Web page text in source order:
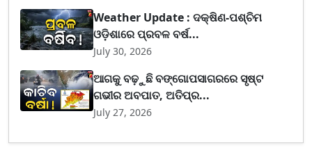
Weather Update : ଦକ୍ଷିଣ-ପଶ୍ଚିମ
ଓଡ଼ିଶାରେ ପ୍ରବଳ ବର୍ଷ...
July 30, 2026
ଆଗକୁ ବଢ଼ୁଛି ବଙ୍ଗୋପସାଗରରେ ସୃଷ୍ଟ
ଗଭୀର ଅବପାତ, ଅତିପ୍ର...
July 27, 2026